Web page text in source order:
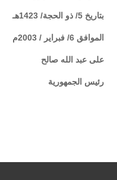
بتاريخ 5/ ذو الحجة/ 1423هـ
الموافق 6/ فبراير / 2003م
على عبد الله صالح
رئيس الجمهورية